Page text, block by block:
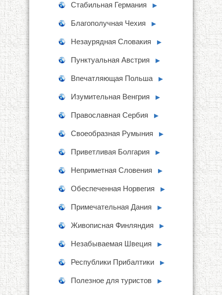
Стабильная Германия ►
Благополучная Чехия ►
Незаурядная Словакия ►
Пунктуальная Австрия ►
Впечатляющая Польша ►
Изумительная Венгрия ►
Православная Сербия ►
Своеобразная Румыния ►
Приветливая Болгария ►
Неприметная Словения ►
Обеспеченная Норвегия ►
Примечательная Дания ►
Живописная Финляндия ►
Незабываемая Швеция ►
Республики Прибалтики ►
Полезное для туристов ►